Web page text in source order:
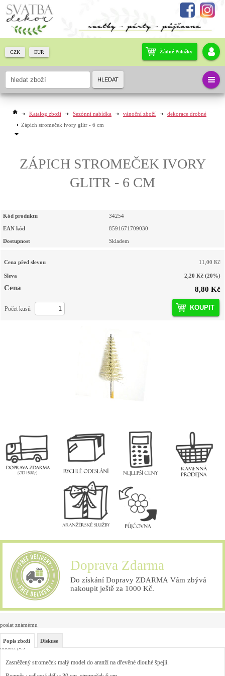
Katalog zboží Sezónní nabídka vánoční zboží
dekorace drobné
Zápich stromeček ivory glitr - 6 cm
ZÁPICH STROMEČEK IVORY
GLITR - 6 CM
Kód produktu 34254
EAN kód 8591671709030
Dostupnost Skladem
Cena před slevou 11,00 Kč
Sleva 2,20 Kč (20%)
Cena 8,80 Kč
KOUPIT
Počet kusů
Doprava Zdarma
Do získání Dopravy ZDARMA Vám zbývá
nakoupit ještě za 1000 Kč.
poslat známému
hlídací pes
Popis zboží Diskuse
Zasněžený stromeček malý model do aranží na dřevěné dlouhé špejli.
Žádné Položky
CZK EUR
HLEDAT